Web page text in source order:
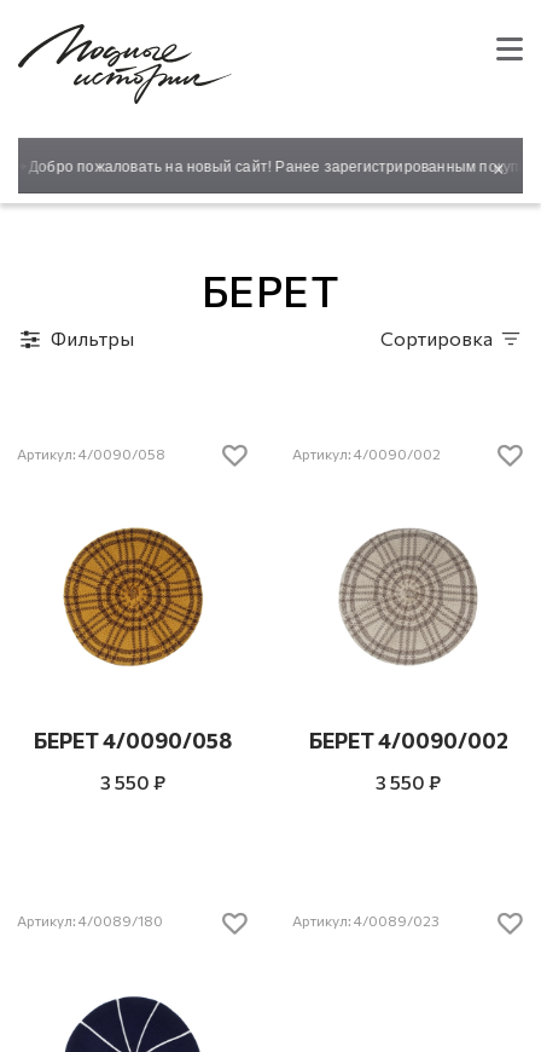
Добро пожаловать на новый сайт! Ранее зарегистрированным ×
БЕРЕТ
Фильтры Сортировка
Артикул: 4/0090/058
БЕРЕТ 4/0090/058
3 550 ₽
Артикул: 4/0090/002
БЕРЕТ 4/0090/002
3 550 ₽
Артикул: 4/0089/180 Артикул: 4/0089/023